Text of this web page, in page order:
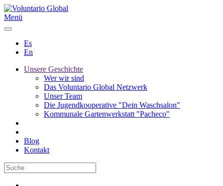
Menü
Es
En
Unsere Geschichte
Wer wir sind
Das Voluntario Global Netzwerk
Unser Team
Die Jugendkooperative "Dein Waschsalon"
Kommunale Gartenwerkstatt "Pacheco"
Blog
Kontakt